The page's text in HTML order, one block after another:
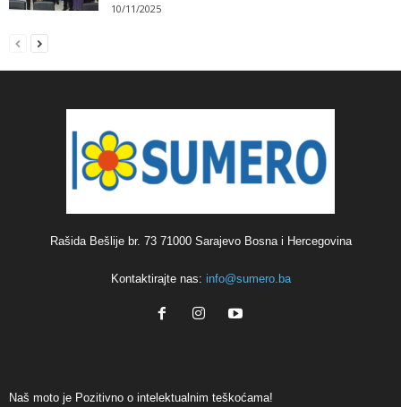
10/11/2025
Rašida Bešlije br. 73 71000 Sarajevo Bosna i Hercegovina
Kontaktirajte nas: info@sumero.ba
Naš moto je Pozitivno o intelektualnim teškoćama!